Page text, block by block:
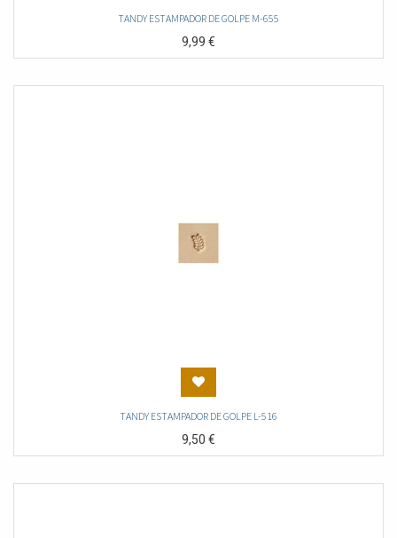
TANDY ESTAMPADOR DE GOLPE M-655
9,99€
TANDY ESTAMPADOR DE GOLPE L-516
9,50€